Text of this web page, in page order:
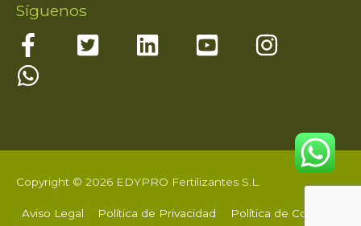
Síguenos
Copyright © 2026 EDYPRO Fertilizantes S.L.
Aviso Legal Política de Privacidad Política de Cookies